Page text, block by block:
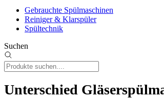
Gebrauchte Spülmaschinen
Reiniger & Klarspüler
Spültechnik
Suchen
Unterschied